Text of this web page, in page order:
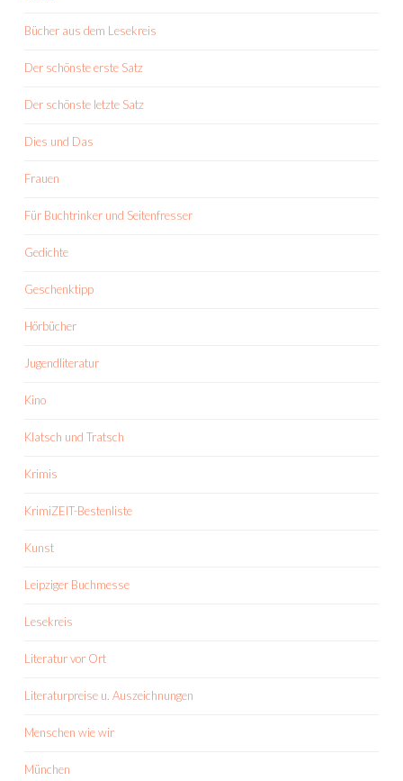
Bücher aus dem Lesekreis
Der schönste erste Satz
Der schönste letzte Satz
Dies und Das
Frauen
Für Buchtrinker und Seitenfresser
Gedichte
Geschenktipp
Hörbücher
Jugendliteratur
Kino
Klatsch und Tratsch
Krimis
KrimiZEIT-Bestenliste
Kunst
Leipziger Buchmesse
Lesekreis
Literatur vor Ort
Literaturpreise u. Auszeichnungen
Menschen wie wir
München